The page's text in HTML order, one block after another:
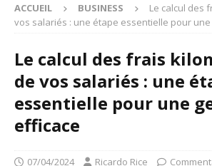
ACCUEIL BUSINESS
Le calcul des
vos salariés : une étape essentielle pour
Le calcul des frais
de vos salariés : une
essentielle pour une
efficace
07/04/2024 Ricardo Rice